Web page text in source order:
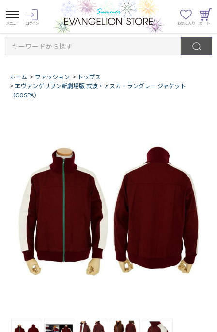
キーワードから探す
ホーム > ファッション > トップス
> ヱヴァンゲリヲン新劇場版 式波・アスカ・ラングレー ジャケット
（COSPA）